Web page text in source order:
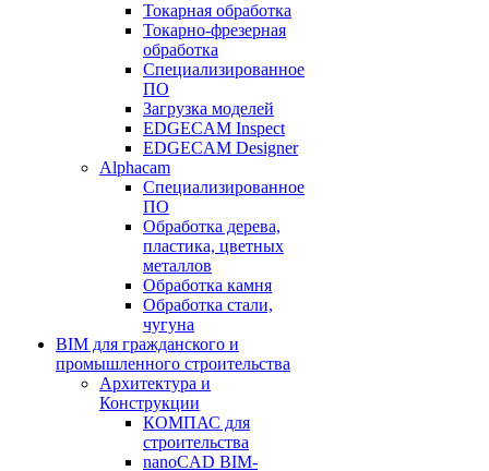
Токарная обработка
Токарно-фрезерная
обработка
Специализированное
ПО
Загрузка моделей
EDGECAM Inspect
EDGECAM Designer
Alphacam
Специализированное
ПО
Обработка дерева,
пластика, цветных
металлов
Обработка камня
Обработка стали,
чугуна
BIM для гражданского и
промышленного строительства
Архитектура и
Конструкции
КОМПАС для
строительства
nanoCAD BIM-